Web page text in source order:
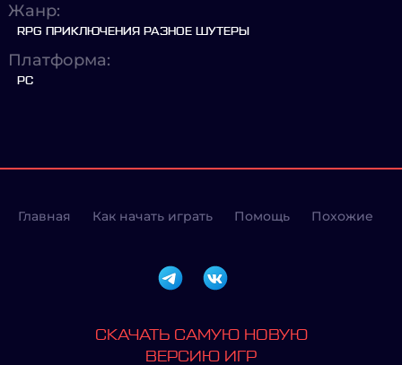
Жанр:
RPG ПРИКЛЮЧЕНИЯ РАЗНОЕ ШУТЕРЫ
Платформа:
PC
Главная Как начать играть Помощь Похожие
СКАЧАТЬ САМУЮ НОВУЮ
ВЕРСИЮ ИГР